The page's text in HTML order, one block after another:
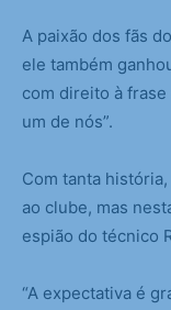
A paixão dos fãs
ele também
com direito à
um de nós”.
Com tanta
ao clube, mas
espião do técnico
“A expectativa é